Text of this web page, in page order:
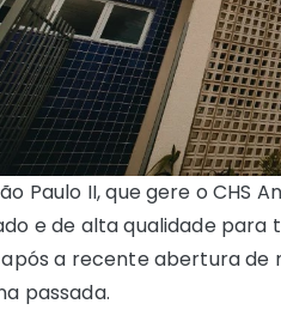
Paulo II, que gere o
e de alta qualidade para
a recente abertura de
passada.